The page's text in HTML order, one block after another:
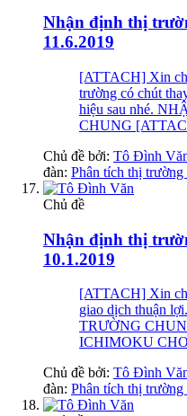
Nhận định thị
11.6.2019
[ATTACH] Xin
trường có chút
hiệu sau nhé.
CHUNG
Chủ đề bởi: Tô Đình
đàn: Phân tích thị
Chủ đề
Nhận định thị
10.1.2019
[ATTACH] Xin
giao dịch thuận
TRƯỜNG
ICHIMOKU
Chủ đề bởi: Tô Đình
đàn: Phân tích thị